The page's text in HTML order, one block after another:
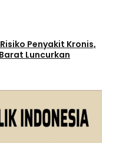
Penyakit Kronis,
Luncurkan